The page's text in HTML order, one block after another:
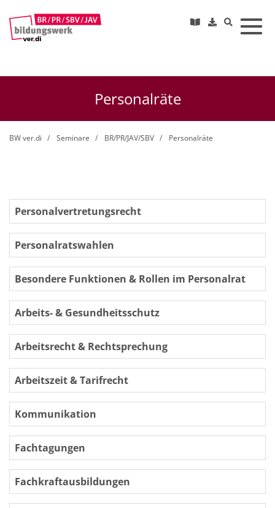
Personalräte
BW ver.di Seminare BR/PR/JAV/SBV Personalräte
Personalvertretungsrecht
Personalratswahlen
Besondere Funktionen & Rollen im Personalrat
Arbeits- & Gesundheitsschutz
Arbeitsrecht & Rechtsprechung
Arbeitszeit & Tarifrecht
Kommunikation
Fachtagungen
Fachkraftausbildungen